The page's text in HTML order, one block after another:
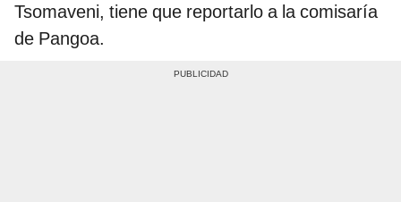
Tsomaveni, tiene que reportarlo a la comisaría
de Pangoa.